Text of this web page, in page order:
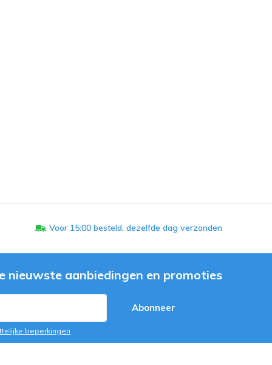
Voor 15:00 besteld, dezelfde dag verzonden
nieuwste aanbiedingen en promoties
Abonneer
beperkingen